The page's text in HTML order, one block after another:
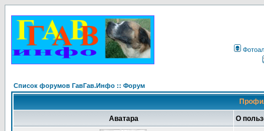
Список форумов ГавГав.Инфо :: Форум
Аватара О